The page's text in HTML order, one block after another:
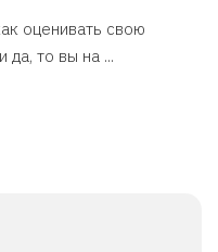
оценивать свою
да, то вы на ...